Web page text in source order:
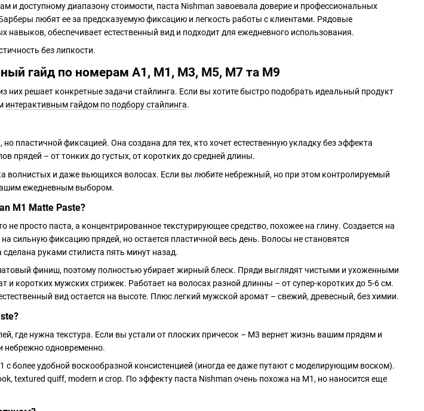
доступному диапазону стоимости, паста Nishman завоевала доверие и профессиональных
любят ее за предсказуемую фиксацию и легкость работы с клиентами. Рядовые
навыков, обеспечивает естественный вид и подходит для ежедневного использования.
без липкости.
гайд по номерам А1, M1, M3, М5, М7 та М9
них решает конкретные задачи стайлинга. Если вы хотите быстро подобрать идеальный продукт
интерактивным гайдом по подбору стайлинга.
фиксацией. Она создана для тех, кто хочет естественную укладку без эффекта
прядей – от тонких до густых, от коротких до средней длины.
волнистых и даже вьющихся волосах. Если вы любите небрежный, но при этом контролируемый
ежедневным выбором.
M1 Matte Paste?
просто паста, а концентрированное текстурирующее средство, похожее на глину. Создается на
сильную фиксацию прядей, но остается пластичной весь день. Волосы не становятся
руками стилиста пять минут назад.
финиш, поэтому полностью убирает жирный блеск. Пряди выглядят чистыми и ухоженными
и коротких мужских стрижек. Работает на волосах разной длинны – от супер-коротких до 5-6 см.
вид остается на высоте. Плюс легкий мужской аромат – свежий, древесный, без химии.
где нужна текстура. Если вы устали от плоских причесок – M3 вернет жизнь вашим прядям и
небрежно одновременно.
с более удобной воскообразной консистенцией (иногда ее даже путают с моделирующим воском).
textured quiff, modern и crop. По эффекту паста Nishman очень похожа на M1, но наносится еще